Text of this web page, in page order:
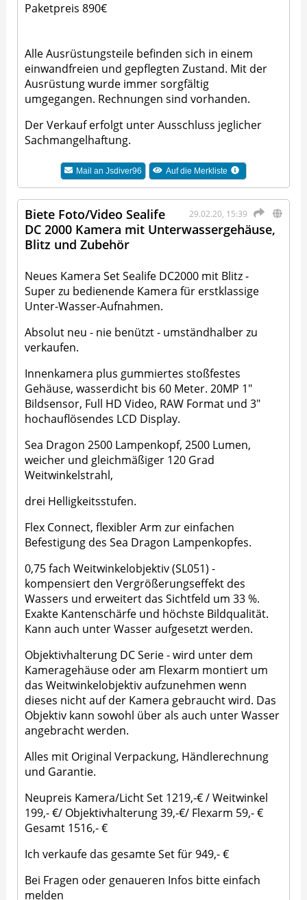
Paketpreis 890€
Alle Ausrüstungsteile befinden sich in einem
einwandfreien und gepflegten Zustand. Mit der
Ausrüstung wurde immer sorgfältig
umgegangen. Rechnungen sind vorhanden.
Der Verkauf erfolgt unter Ausschluss jeglicher
Sachmangelhaftung.
Mail an Jsdiver96 Auf die Merkliste
29.02.20, 15:39
Biete Foto/Video Sealife
DC 2000 Kamera mit Unterwassergehäuse,
Blitz und Zubehör
Neues Kamera Set Sealife DC2000 mit Blitz -
Super zu bedienende Kamera für erstklassige
Unter-Wasser-Aufnahmen.
Absolut neu - nie benützt - umständhalber zu
verkaufen.
Innenkamera plus gummiertes stoßfestes
Gehäuse, wasserdicht bis 60 Meter. 20MP 1"
Bildsensor, Full HD Video, RAW Format und 3"
hochauflösendes LCD Display.
Sea Dragon 2500 Lampenkopf, 2500 Lumen,
weicher und gleichmäßiger 120 Grad
Weitwinkelstrahl,
drei Helligkeitsstufen.
Flex Connect, flexibler Arm zur einfachen
Befestigung des Sea Dragon Lampenkopfes.
0,75 fach Weitwinkelobjektiv (SL051) -
kompensiert den Vergrößerungseffekt des
Wassers und erweitert das Sichtfeld um 33 %.
Exakte Kantenschärfe und höchste Bildqualität.
Kann auch unter Wasser aufgesetzt werden.
Objektivhalterung DC Serie - wird unter dem
Kameragehäuse oder am Flexarm montiert um
das Weitwinkelobjektiv aufzunehmen wenn
dieses nicht auf der Kamera gebraucht wird. Das
Objektiv kann sowohl über als auch unter Wasser
angebracht werden.
Alles mit Original Verpackung, Händlerechnung
und Garantie.
Neupreis Kamera/Licht Set 1219,-€ / Weitwinkel
199,- €/ Objektivhalterung 39,-€/ Flexarm 59,- €
Gesamt 1516,- €
Ich verkaufe das gesamte Set für 949,- €
Bei Fragen oder genaueren Infos bitte einfach
melden